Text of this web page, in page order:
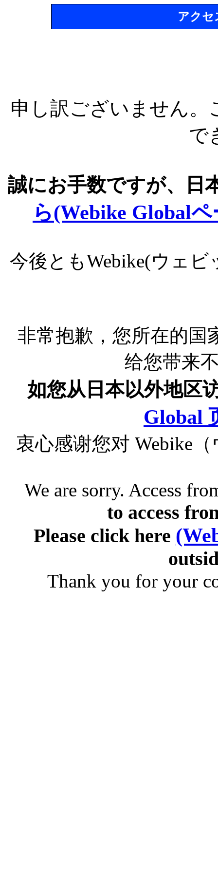
アクセ
申し訳ございません
で
誠にお手数ですが、日
ら(Webike Global
今後ともWebike(ウェ
非常抱歉，您所在的国
给您带来
如您从日本以外地区
Global
衷心感谢您对 Webike
We are sorry. Access
to access
Please click here
Thank you for your